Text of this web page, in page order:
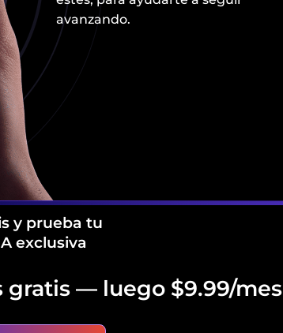
avanzando.
hoy tu transformación
y prueba tu
exclusiva
gratis — luego $9.99/mes